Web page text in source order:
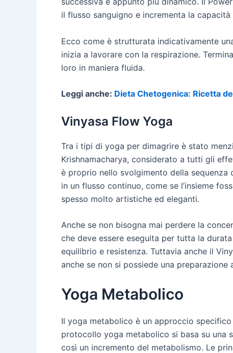
il flusso sanguigno e incrementa la
Ecco come è strutturata indicativamente
inizia a lavorare con la respirazione.
loro in maniera fluida.
Leggi anche: Dieta Chetogenica: Ricetta
Vinyasa Flow Yoga
Tra i tipi di yoga per dimagrire è stato
Krishnamacharya, considerato a tutti gli
è proprio nello svolgimento della
in un flusso continuo, come se l’insieme
spesso molto artistiche ed eleganti.
Anche se non bisogna mai perdere la
che deve essere eseguita per tutta la
equilibrio e resistenza. Tuttavia anche il
anche se non si possiede una
Yoga Metabolico
Il yoga metabolico è un approccio
protocollo yoga metabolico si basa su una
così un incremento del metabolismo. Le